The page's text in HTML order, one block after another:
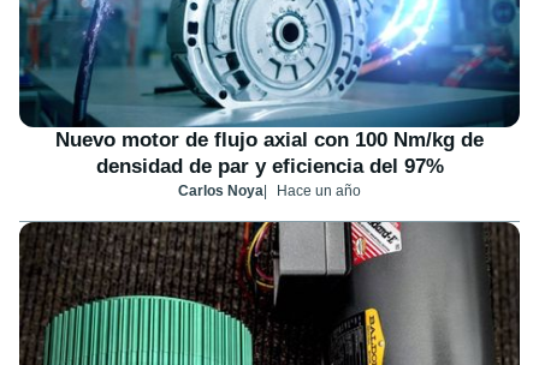
Nuevo motor de flujo axial con 100 Nm/kg de
densidad de par y eficiencia del 97%
Carlos Noya Hace un año